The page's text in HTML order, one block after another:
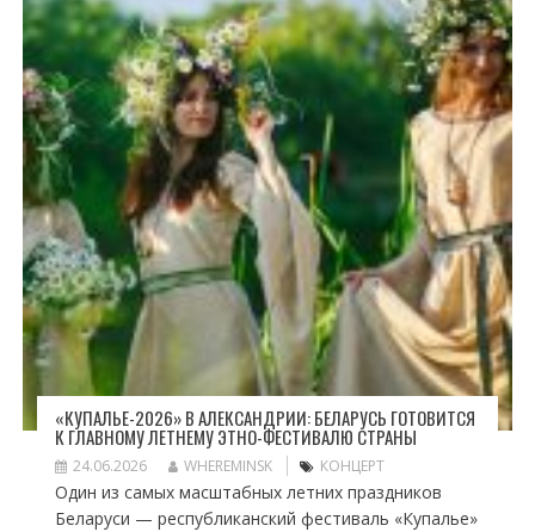
«КУПАЛЬЕ-2026» В АЛЕКСАНДРИИ: БЕЛАРУСЬ ГОТОВИТСЯ
К ГЛАВНОМУ ЛЕТНЕМУ ЭТНО-ФЕСТИВАЛЮ СТРАНЫ
24.06.2026 WHEREMINSK КОНЦЕРТ
Один из самых масштабных летних праздников
Беларуси — республиканский фестиваль «Купалье»